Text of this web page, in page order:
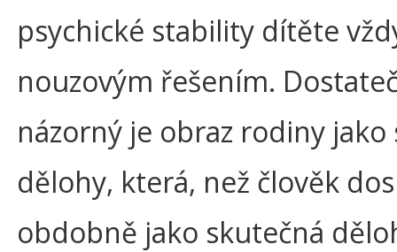
psychické stability dítěte
nouzovým řešením.
názorný je obraz rodiny jako
dělohy, která, než člověk
obdobně jako skutečná